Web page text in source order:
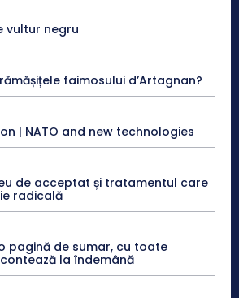
vultur negru
faimosului d’Artagnan?
| NATO and new technologies
de acceptat și tratamentul care
radicală
pagină de sumar, cu toate
la îndemână